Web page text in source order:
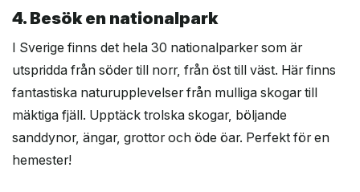
4. Besök en nationalpark
I Sverige finns det hela 30 nationalparker som är
utspridda från söder till norr, från öst till väst. Här finns
fantastiska naturupplevelser från mulliga skogar till
mäktiga fjäll. Upptäck trolska skogar, böljande
sanddynor, ängar, grottor och öde öar. Perfekt för en
hemester!